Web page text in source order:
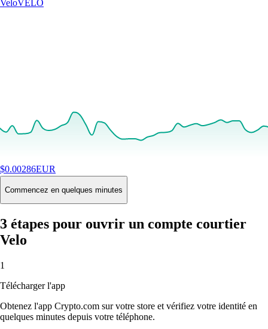
VeloVELO
$0.00286EUR
+2.36%24H
Buy
Commencez en quelques minutes
3 étapes pour ouvrir un compte courtier
Velo
1
Télécharger l'app
Obtenez l'app Crypto.com sur votre store et vérifiez votre identité en
quelques minutes depuis votre téléphone.